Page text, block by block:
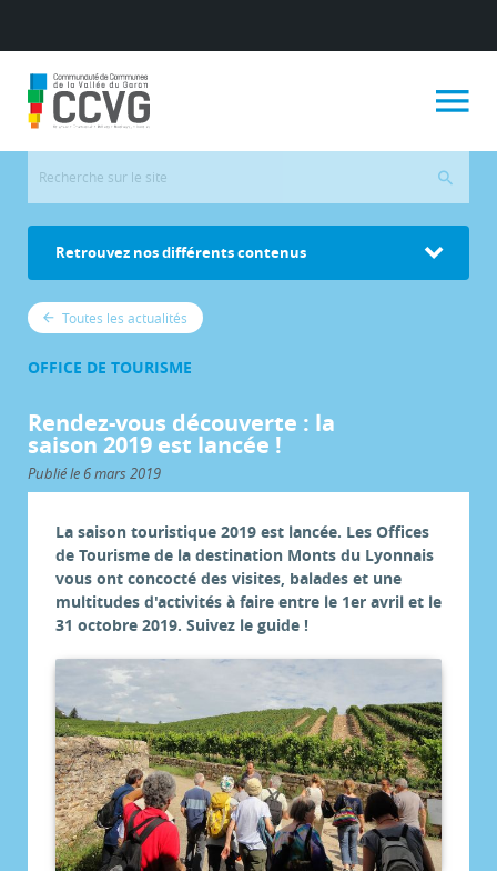
Retrouvez nos différents contenus
Toutes les actualités
OFFICE DE TOURISME
Rendez-vous découverte : la
saison 2019 est lancée !
Publié le 6 mars 2019
La saison touristique 2019 est lancée. Les Offices
de Tourisme de la destination Monts du Lyonnais
vous ont concocté des visites, balades et une
multitudes d'activités à faire entre le 1er avril et le
31 octobre 2019. Suivez le guide !